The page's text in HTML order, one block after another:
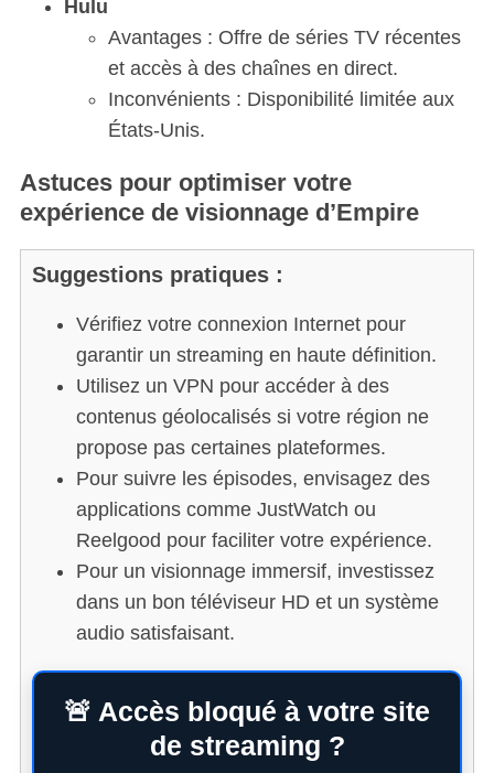
Hulu
Avantages : Offre de séries TV récentes
et accès à des chaînes en direct.
Inconvénients : Disponibilité limitée aux
États-Unis.
Astuces pour optimiser votre
expérience de visionnage d’Empire
Suggestions pratiques :
Vérifiez votre connexion Internet pour
garantir un streaming en haute définition.
Utilisez un VPN pour accéder à des
contenus géolocalisés si votre région ne
propose pas certaines plateformes.
Pour suivre les épisodes, envisagez des
applications comme JustWatch ou
Reelgood pour faciliter votre expérience.
Pour un visionnage immersif, investissez
dans un bon téléviseur HD et un système
audio satisfaisant.
🚨 Accès bloqué à votre site
de streaming ?